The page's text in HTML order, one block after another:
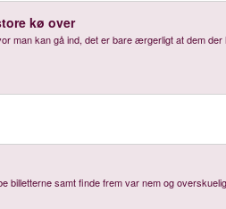
kø over
man kan gå ind, det er bare ærgerligt at dem
billetterne samt finde frem var nem og